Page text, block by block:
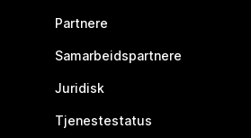
Partnere
Samarbeidspartnere
Juridisk
Tjenestestatus